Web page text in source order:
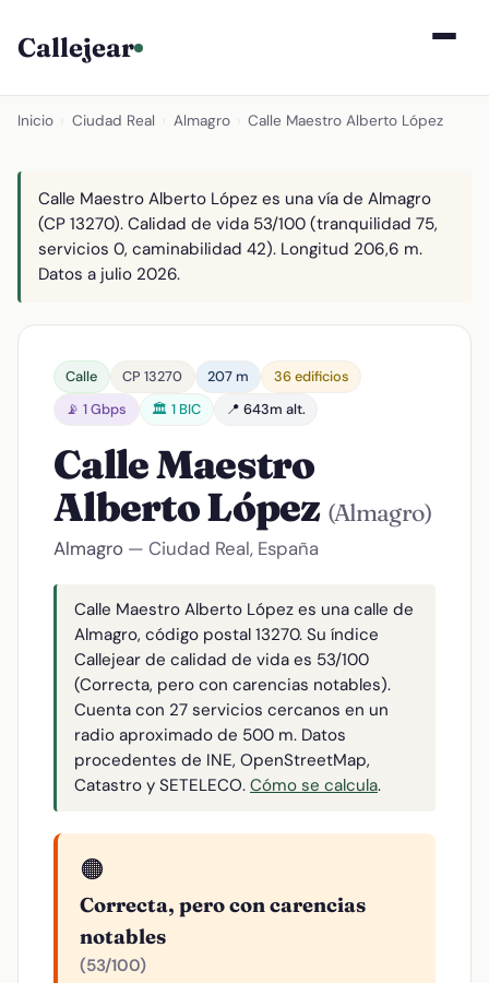
Callejear
Inicio Ciudad Real Almagro Calle Maestro Alberto López
Calle Maestro Alberto López es una vía de Almagro
(CP 13270). Calidad de vida 53/100 (tranquilidad 75,
servicios 0, caminabilidad 42). Longitud 206,6 m.
Datos a julio 2026.
Calle CP 13270 207 m
36 edificios
📡 1 Gbps
🏛️ 1 BIC 📍 643m alt.
Calle Maestro
Alberto López (Almagro)
Almagro — Ciudad Real, España
Calle Maestro Alberto López es una calle de
Almagro, código postal 13270. Su índice
Callejear de calidad de vida es 53/100
(Correcta, pero con carencias notables).
Cuenta con 27 servicios cercanos en un
radio aproximado de 500 m. Datos
procedentes de INE, OpenStreetMap,
Catastro y SETELECO. Cómo se calcula.
🟠
Correcta, pero con carencias
notables
(53/100)